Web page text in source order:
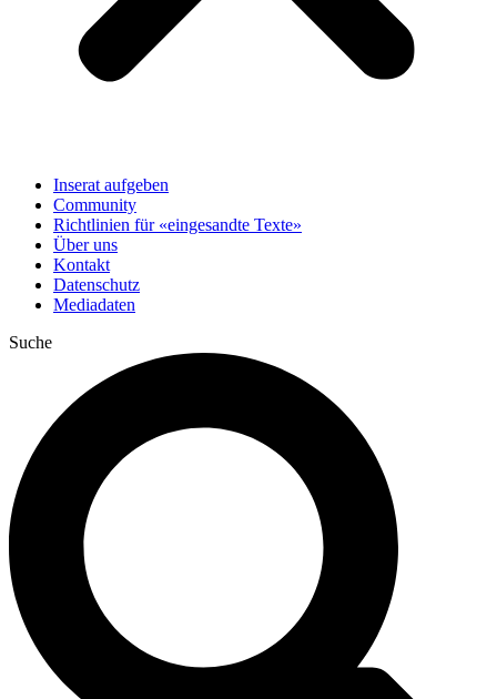
Inserat aufgeben
Community
Richtlinien für «eingesandte Texte»
Über uns
Kontakt
Datenschutz
Mediadaten
Suche